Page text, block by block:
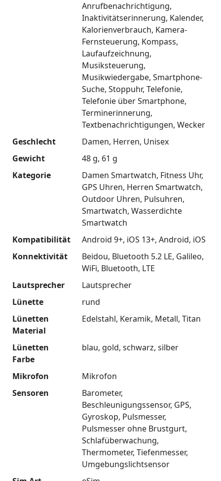
Anrufbenachrichtigung
Inaktivitätserinnerung Kalender
Kalorienverbrauch Kamera-
Fernsteuerung Kompass
Laufaufzeichnung
Musiksteuerung
Musikwiedergabe Smartphone-
Suche Stoppuhr Telefonie
Telefonie über Smartphone
Terminerinnerung
Textbenachrichtigungen Wecker
Geschlecht
Damen Herren Unisex
Gewicht
48 g 61 g
Kategorie
Damen Smartwatch Fitness Uhr
GPS Uhren Herren Smartwatch
Outdoor Uhren Pulsuhren
Smartwatch Wasserdichte
Smartwatch
Kompatibilität
Android 9+ iOS 13+ Android iOS
Konnektivität
Beidou Bluetooth 5.2 LE Galileo
WiFi Bluetooth LTE
Lautsprecher
Lautsprecher
Lünette
rund
Lünetten
Material
Edelstahl Keramik Metall Titan
Lünetten
Farbe
blau gold schwarz silber
Mikrofon
Mikrofon
Sensoren
Barometer
Beschleunigungssensor GPS
Gyroskop Pulsmesser
Pulsmesser ohne Brustgurt
Schlafüberwachung
Thermometer Tiefenmesser
Umgebungslichtsensor